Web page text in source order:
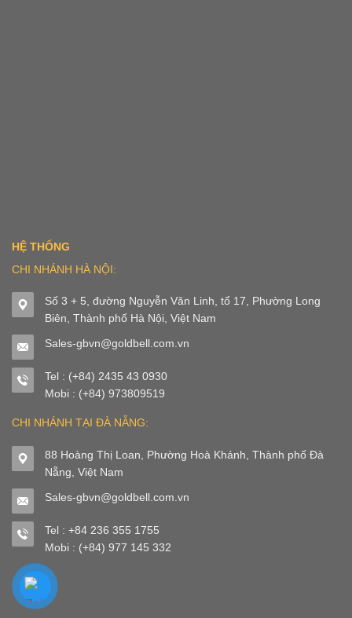
HỆ THỐNG
CHI NHÁNH HÀ NỘI:
Số 3 + 5, đường Nguyễn Văn Linh, tổ 17, Phường Long
Biên, Thành phố Hà Nội, Việt Nam
Sales-gbvn@goldbell.com.vn
Tel : (+84) 2435 43 0930
Mobi : (+84) 973809519
CHI NHÁNH TẠI ĐÀ NẴNG:
88 Hoàng Thị Loan, Phường Hoà Khánh, Thành phố Đà
Nẵng, Việt Nam
Sales-gbvn@goldbell.com.vn
Tel : +84 236 355 1755
Mobi : (+84) 977 145 332